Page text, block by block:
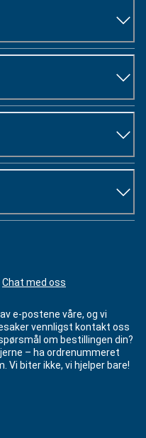
Chat med oss
e-postene våre, og vi
vennligst kontakt oss
om bestillingen din?
– ha ordrenummeret
Vi biter ikke, vi hjelper bare!